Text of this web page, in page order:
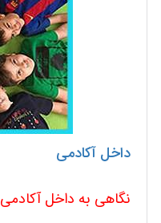
داخل آکادمی
نگاهی به داخل آکادمی